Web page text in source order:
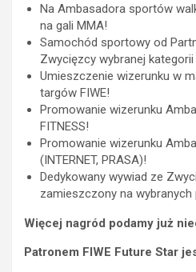
Na Ambasadora sportów
na gali MMA!
Samochód sportowy od
Zwycięzcy wybranej
Umieszczenie wizerunku w
targów FIWE!
Promowanie wizerunku
FITNESS!
Promowanie wizerunku
(INTERNET, PRASA)!
Dedykowany wywiad ze
zamieszczony na
Więcej nagród podamy już
Patronem FIWE Future Star